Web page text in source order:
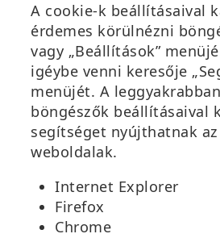
A cookie-k beállításaival
érdemes körülnézni
vagy „Beállítások”
igéybe venni keresője
menüjét. A
böngészők beállításaival
segítséget nyújthatnak
weboldalak.
Internet Explorer
Firefox
Chrome